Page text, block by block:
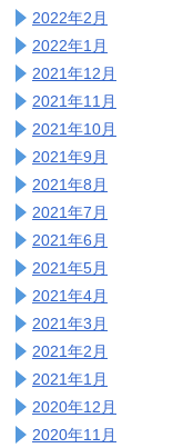
2022年2月
2022年1月
2021年12月
2021年11月
2021年10月
2021年9月
2021年8月
2021年7月
2021年6月
2021年5月
2021年4月
2021年3月
2021年2月
2021年1月
2020年12月
2020年11月